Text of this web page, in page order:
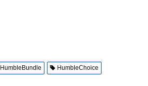
HumbleBundle HumbleChoice